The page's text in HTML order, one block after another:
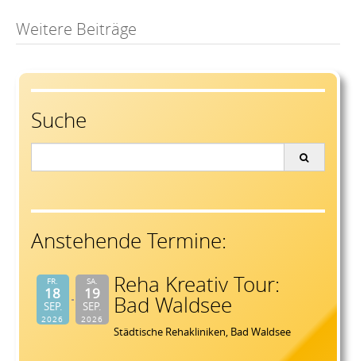
Post
navigation
Weitere Beiträge
Suche
Anstehende Termine:
FR.
18
SEP.
2026
SA.
19
SEP.
2026
Reha Kreativ Tour:
Bad Waldsee
Städtische Rehakliniken, Bad Waldsee